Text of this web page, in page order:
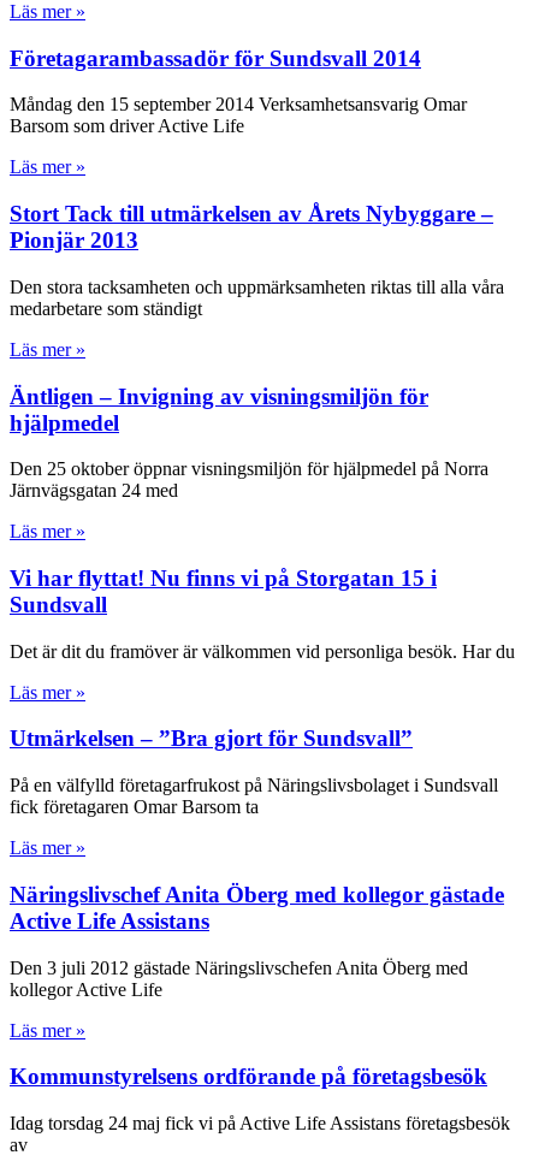
Läs mer »
Företagarambassadör för Sundsvall 2014
Måndag den 15 september 2014 Verksamhetsansvarig Omar
Barsom som driver Active Life
Läs mer »
Stort Tack till utmärkelsen av Årets Nybyggare –
Pionjär 2013
Den stora tacksamheten och uppmärksamheten riktas till alla våra
medarbetare som ständigt
Läs mer »
Äntligen – Invigning av visningsmiljön för
hjälpmedel
Den 25 oktober öppnar visningsmiljön för hjälpmedel på Norra
Järnvägsgatan 24 med
Läs mer »
Vi har flyttat! Nu finns vi på Storgatan 15 i
Sundsvall
Det är dit du framöver är välkommen vid personliga besök. Har du
Läs mer »
Utmärkelsen – ”Bra gjort för Sundsvall”
På en välfylld företagarfrukost på Näringslivsbolaget i Sundsvall
fick företagaren Omar Barsom ta
Läs mer »
Näringslivschef Anita Öberg med kollegor gästade
Active Life Assistans
Den 3 juli 2012 gästade Näringslivschefen Anita Öberg med
kollegor Active Life
Läs mer »
Kommunstyrelsens ordförande på företagsbesök
Idag torsdag 24 maj fick vi på Active Life Assistans företagsbesök
av